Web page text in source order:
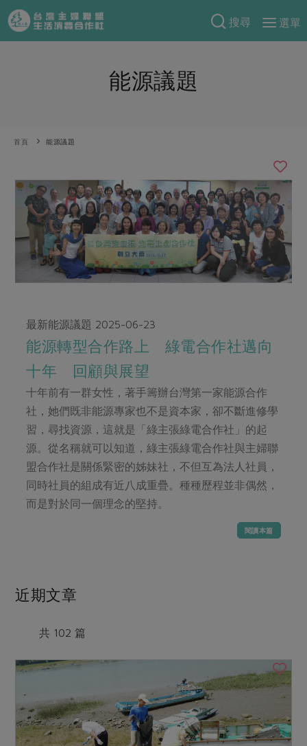
搜尋
選單
產品分類
奶蛋豆・五穀
乳製品
豆製品 米麵雜糧
肉品・水產
調理食材・點心
調味醬料/南北貨 烘焙
休閒零嘴 沖泡飲品
保健食品
居家好物
防災用品
最新產品
優惠專區
素食專區
樂齡友善
米食
肉食
海鮮
常備菜
料理方式
烘焙．點心
醬料
湯品．鍋物
漬物
涼拌沙拉
飲品
節慶大餐
把最好的台灣味帶回家！
防災用品預購圓滿結束
2026年端午節預購圓滿結束
更多預購活動
傳到心坎裡，誠心又澎派
合作25-經典快閃最後一週
合作25-精選產品第四彈
更多當季產品
議題活動
主婦聯盟X樂齡網特約優惠案
30%rPET紅烏龍茶
傳到心坎裡，誠心又澎派
觀點文章
主婦食堂 一籃菜真心話
社內大小事 合作聯合國
產品故事 生活提案
關注議題
減硝酸鹽
非基改運動 支持本土農糧
廢核運動 能源議題
減添加物 減塑減廢
公益金 食農教育
更多議題
關於合作社
認識合作社
關於我們
合作社組織
產品檢驗
自主把關
檢驗報告
硝酸鹽檢驗
社員權益
合作社法規
最新消息
下載專區
社務會議 地區活動
活動報下載
重要公告
能源議題
首頁 能源議題
最新能源議題 2025-06-23
能源轉型合作路上 綠電合作社邁向
十年 回顧與展望
十年前有一群女性，著手籌辦台灣第一家能源合作
社，她們既非能源專家也不是資本家，卻不斷進修學
習，尋找資源，這就是「綠主張綠電合作社」的起
源。從名稱就可以知道，綠主張綠電合作社與主婦聯
盟合作社是關係緊密的姊妹社，不但互為法人社員，
同時社員的組成有近八成重疊。種種歷程並非偶然，
而是對於同一個理念的堅持。
閱讀本篇
近期文章
共 102 篇